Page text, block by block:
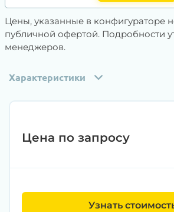
Цены, указанные в конфигураторе
публичной офертой. Подробности
менеджеров.
Характеристики
Цена по запросу
Узнать